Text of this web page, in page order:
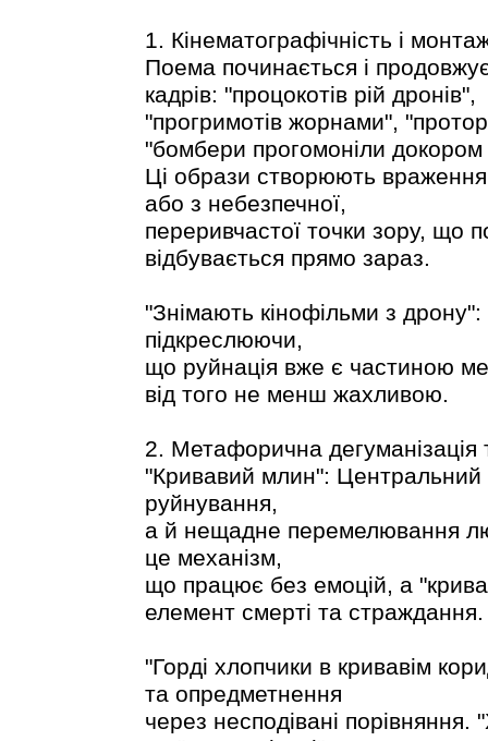
1. Кінематографічність і
Поема починається і
кадрів: "процокотів рій дронів",
"прогримотів жорнами",
"бомбери прогомоніли
Ці образи створюють враження
або з небезпечної,
переривчастої точки зору, що
відбувається прямо зараз.
"Знімають кінофільми з
підкреслюючи,
що руйнація вже є частиною
від того не менш жахливою.
2. Метафорична
"Кривавий млин":
руйнування,
а й нещадне перемелювання
це механізм,
що працює без емоцій, а
елемент смерті та страждання.
"Горді хлопчики в кривавім
та опредметнення
через несподівані